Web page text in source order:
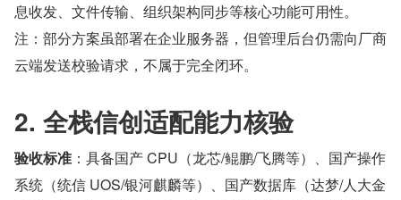
息收发、文件传输、组织架构同步等核心功能可用性。
注：部分方案虽部署在企业服务器，但管理后台仍需向厂商
云端发送校验请求，不属于完全闭环。
2. 全栈信创适配能力核验
验收标准 ：具备国产 CPU（龙芯/鲲鹏/飞腾等）、国产操作
系统（统信 UOS/银河麒麟等）、国产数据库（达梦/人大金